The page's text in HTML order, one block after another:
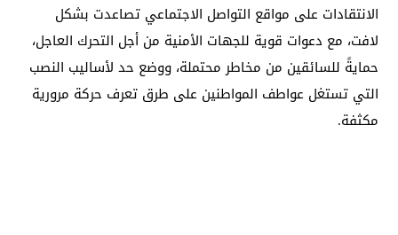
الانتقادات على مواقع التواصل الاجتماعي تصاعدت بشكل
لافت، مع دعوات قوية للجهات الأمنية من أجل التحرك العاجل،
حمايةً للسائقين من مخاطر محتملة، ووضع حد لأساليب النصب
التي تستغل عواطف المواطنين على طرق تعرف حركة مرورية
مكثفة.